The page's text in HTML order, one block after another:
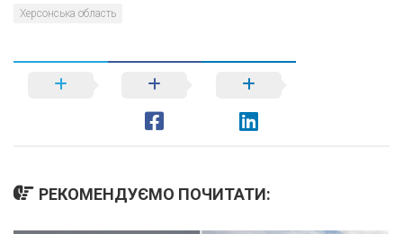
Херсонська область
РЕКОМЕНДУЄМО ПОЧИТАТИ: